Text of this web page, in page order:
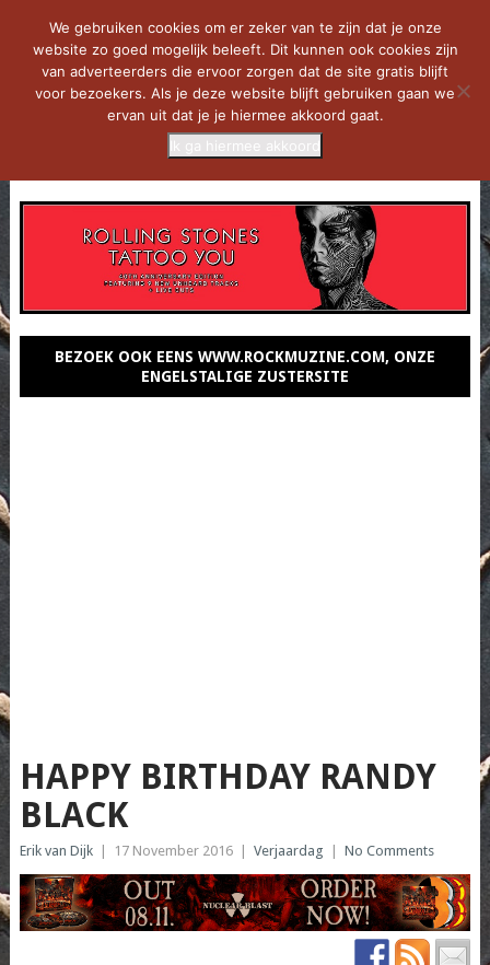
BEZOEK OOK EENS WWW.ROCKMUZINE.COM, ONZE
ENGELSTALIGE ZUSTERSITE
HAPPY BIRTHDAY RANDY
BLACK
Erik van Dijk 17 November 2016 Verjaardag No Comments
We gebruiken cookies om er zeker van te zijn dat je onze
website zo goed mogelijk beleeft. Dit kunnen ook cookies zijn
van adverteerders die ervoor zorgen dat de site gratis blijft
voor bezoekers. Als je deze website blijft gebruiken gaan we
ervan uit dat je je hiermee akkoord gaat.
Ik ga hiermee akkoord